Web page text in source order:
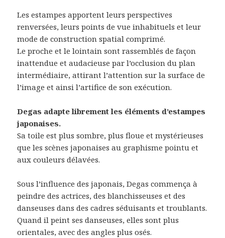
Les estampes apportent leurs perspectives
renversées, leurs points de vue inhabituels et leur
mode de construction spatial comprimé.
Le proche et le lointain sont rassemblés de façon
inattendue et audacieuse par l’occlusion du plan
intermédiaire, attirant l’attention sur la surface de
l’image et ainsi l’artifice de son exécution.
Degas adapte librement les éléments d’estampes
japonaises.
Sa toile est plus sombre, plus floue et mystérieuses
que les scènes japonaises au graphisme pointu et
aux couleurs délavées.
Sous l’influence des japonais, Degas commença à
peindre des actrices, des blanchisseuses et des
danseuses dans des cadres séduisants et troublants.
Quand il peint ses danseuses, elles sont plus
orientales, avec des angles plus osés.